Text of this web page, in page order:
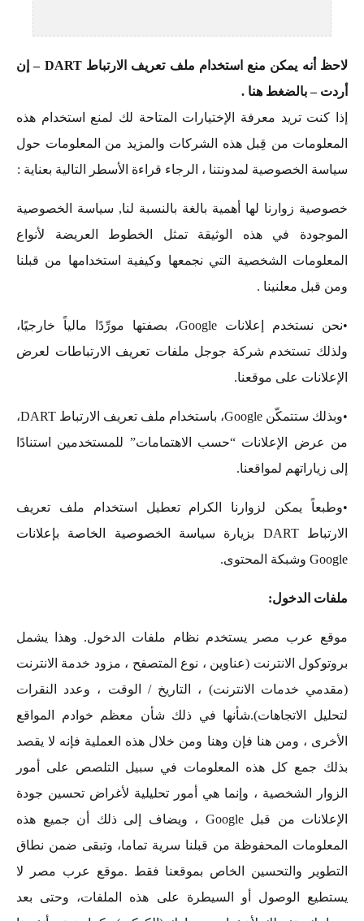
لاحظ أنه يمكن منع استخدام ملف تعريف الارتباط DART – إن
أردت – بالضغط هنا .
إذا كنت تريد معرفة الإختيارات المتاحة لك لمنع استخدام هذه
المعلومات من قِبل هذه الشركات والمزيد من المعلومات حول
سياسة الخصوصية لمدونتنا ، الرجاء قراءة الأسطر التالية بعناية :
خصوصية زوارنا لها أهمية بالغة بالنسبة لنا, سياسة الخصوصية
الموجودة في هذه الوثيقة تمثل الخطوط العريضة لأنواع
المعلومات الشخصية التي نجمعها وكيفية استخدامها من قبلنا
ومن قبل معلنينا .
•نحن نستخدم إعلانات Google، بصفتها مورِّدًا مالياً خارجيًا،
ولذلك تستخدم شركة جوجل ملفات تعريف الارتباطات لعرض
الإعلانات على موقعنا.
•وبذلك ستتمكّن Google، باستخدام ملف تعريف الارتباط DART،
من عرض الإعلانات “حسب الاهتمامات” للمستخدمين استنادًا
إلى زياراتهم لمواقعنا.
•وطبعاً يمكن لزوارنا الكرام تعطيل استخدام ملف تعريف
الارتباط DART بزيارة
سياسة الخصوصية الخاصة بإعلانات
Google وشبكة المحتوى.
ملفات الدخول:
موقع عرب مصر يستخدم نظام ملفات الدخول. وهذا يشمل
بروتوكول الانترنت (عناوين ، نوع المتصفح ، مزود خدمة الانترنت
(مقدمي خدمات الانترنت) ، التاريخ / الوقت ، وعدد النقرات
لتحليل الاتجاهات).شأنها في ذلك شأن معظم خوادم المواقع
الأخرى ، ومن هنا فإن وهنا ومن خلال هذه العملية فإنه لا يقصد
بذلك جمع كل هذه المعلومات في سبيل التلصص على أمور
الزوار الشخصية ، وإنما هي أمور تحليلية لأغراض تحسين جودة
الإعلانات من قبل Google ، ويضاف إلى ذلك أن جميع هذه
المعلومات المحفوظة من قبلنا سرية تماما، وتبقى ضمن نطاق
التطوير والتحسين الخاص بموقعنا فقط .موقع عرب مصر لا
يستطيع الوصول أو السيطرة على هذه الملفات، وحتى بعد